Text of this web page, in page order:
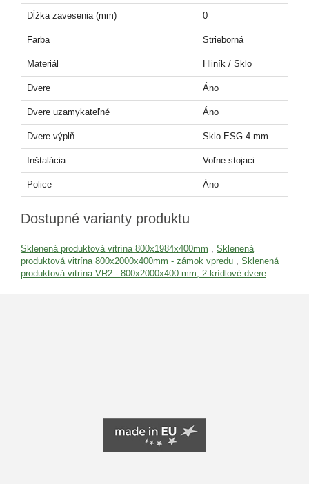
Dĺžka zavesenia (mm) 0
Farba Strieborná
Materiál Hliník / Sklo
Dvere Áno
Dvere uzamykateľné Áno
Dvere výplň Sklo ESG 4 mm
Inštalácia Voľne stojaci
Police Áno
Dostupné varianty produktu
Sklenená produktová vitrína 800x1984x400mm
Sklenená
produktová vitrína 800x2000x400mm - zámok vpredu
Sklenená
produktová vitrína VR2 - 800x2000x400 mm, 2-krídlové dvere